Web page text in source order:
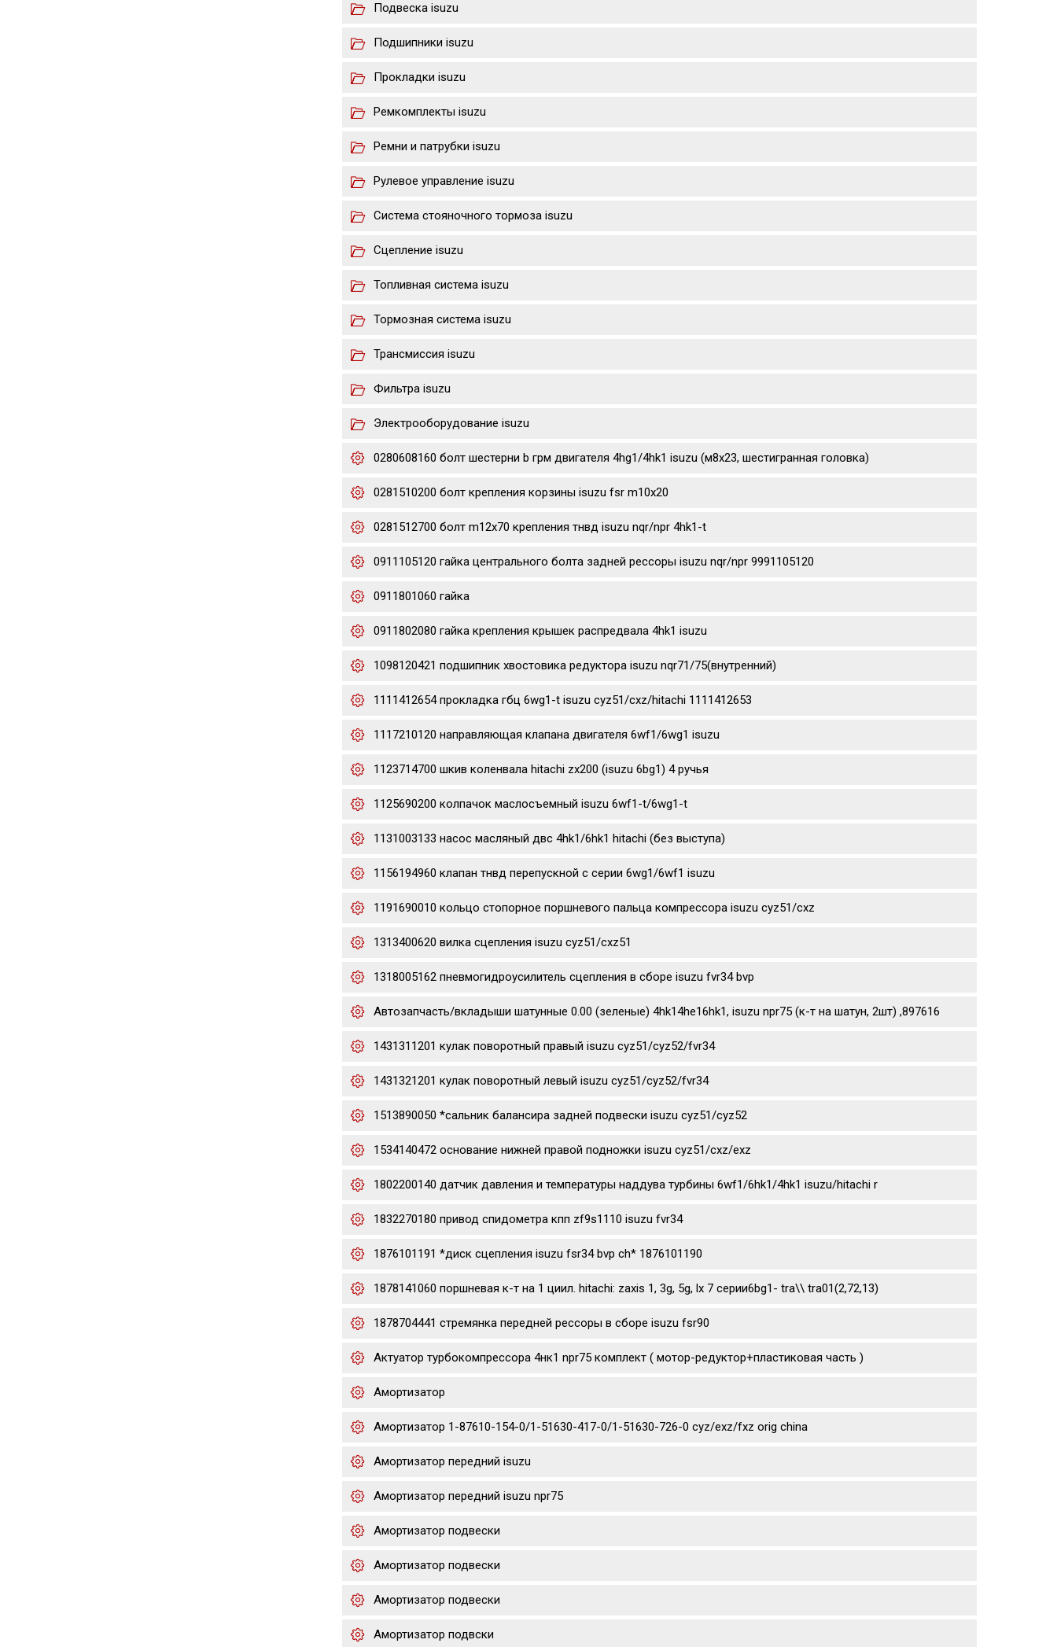
Подвеска isuzu
Подшипники isuzu
Прокладки isuzu
Ремкомплекты isuzu
Ремни и патрубки isuzu
Рулевое управление isuzu
Система стояночного тормоза isuzu
Сцепление isuzu
Топливная система isuzu
Тормозная система isuzu
Трансмиссия isuzu
Фильтра isuzu
Электрооборудование isuzu
0280608160 болт шестерни b грм двигателя 4hg1/4hk1 isuzu (м8х23, шестигранная головка)
0281510200 болт крепления корзины isuzu fsr m10x20
0281512700 болт m12x70 крепления тнвд isuzu nqr/npr 4hk1-t
0911105120 гайка центрального болта задней рессоры isuzu nqr/npr 9991105120
0911801060 гайка
0911802080 гайка крепления крышек распредвала 4hk1 isuzu
1098120421 подшипник хвостовика редуктора isuzu nqr71/75(внутренний)
1111412654 прокладка гбц 6wg1-t isuzu cyz51/cxz/hitachi 1111412653
1117210120 направляющая клапана двигателя 6wf1/6wg1 isuzu
1123714700 шкив коленвала hitachi zx200 (isuzu 6bg1) 4 ручья
1125690200 колпачок маслосъемный isuzu 6wf1-t/6wg1-t
1131003133 насос масляный двс 4hk1/6hk1 hitachi (без выступа)
1156194960 клапан тнвд перепускной с серии 6wg1/6wf1 isuzu
1191690010 кольцо стопорное поршневого пальца компрессора isuzu cyz51/cxz
1313400620 вилка сцепления isuzu cyz51/cxz51
1318005162 пневмогидроусилитель сцепления в сборе isuzu fvr34 bvp
Автозапчасть/вкладыши шатунные 0.00 (зеленые) 4hk14he16hk1, isuzu npr75 (к-т на шатун, 2шт) ,897616
1431311201 кулак поворотный правый isuzu cyz51/cyz52/fvr34
1431321201 кулак поворотный левый isuzu cyz51/cyz52/fvr34
1513890050 *сальник балансира задней подвески isuzu cyz51/cyz52
1534140472 основание нижней правой подножки isuzu cyz51/cxz/exz
1802200140 датчик давления и температуры наддува турбины 6wf1/6hk1/4hk1 isuzu/hitachi r
1832270180 привод спидометра кпп zf9s1110 isuzu fvr34
1876101191 *диск сцепления isuzu fsr34 bvp ch* 1876101190
1878141060 поршневая к-т на 1 циил. hitachi: zaxis 1, 3g, 5g, lx 7 серии6bg1- tra\\ tra01(2,72,13)
1878704441 стремянка передней рессоры в сборе isuzu fsr90
Актуатор турбокомпрессора 4нк1 npr75 комплект ( мотор-редуктор+пластиковая часть )
Амортизатор
Амортизатор 1-87610-154-0/1-51630-417-0/1-51630-726-0 cyz/exz/fxz orig china
Амортизатор передний isuzu
Амортизатор передний isuzu npr75
Амортизатор подвески
Амортизатор подвески
Амортизатор подвески
Амортизатор подвски